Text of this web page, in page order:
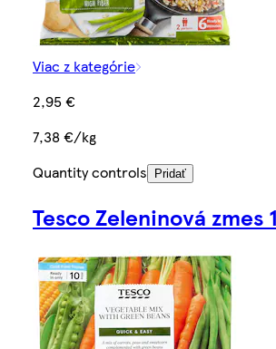
Viac z kategórie
2,95 €
7,38 €/kg
Quantity controls
Pridať
Tesco Zeleninová zmes